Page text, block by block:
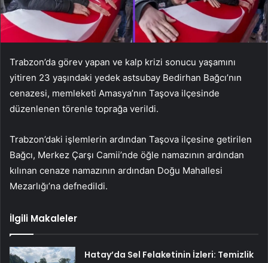
Trabzon’da görev yapan ve kalp krizi sonucu yaşamını
yitiren 23 yaşındaki yedek astsubay Bedirhan Bağcı’nın
cenazesi, memleketi Amasya’nın Taşova ilçesinde
düzenlenen törenle toprağa verildi.
Trabzon’daki işlemlerin ardından Taşova ilçesine getirilen
Bağcı, Merkez Çarşı Camii’nde öğle namazının ardından
kılınan cenaze namazının ardından Doğu Mahallesi
Mezarlığı’na defnedildi.
İlgili Makaleler
Hatay’da Sel Felaketinin İzleri: Temizlik